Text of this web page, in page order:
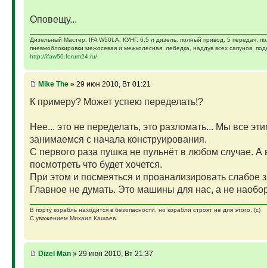
Оповещу...
Дизельный Мастер. IFA W50LA, КУНГ, 6,5 л дизель, полный привод, 5 передач,
пневмоблокировки межосевая и межколесная, лебедка, наддув всех сапунов,
http://ifaw50.forum24.ru/
Mike The» 29 июн 2010, Вт 01:21
К примеру? Может успею переделать!?
Нее... это не переделать, это разломать... Мы все
занимаемся с начала конструирования.
С первого раза пушка не пульнёт в любом случае. А
посмотреть что будет хочется.
При этом и посмеяться и проанализировать слабое
Главное не думать. Это машины для нас, а не
В порту корабль находится в безопасности, но корабли строят не для этого. (с)
С уважением Михаил Кашаев.
Dizel Man» 29 июн 2010, Вт 21:37